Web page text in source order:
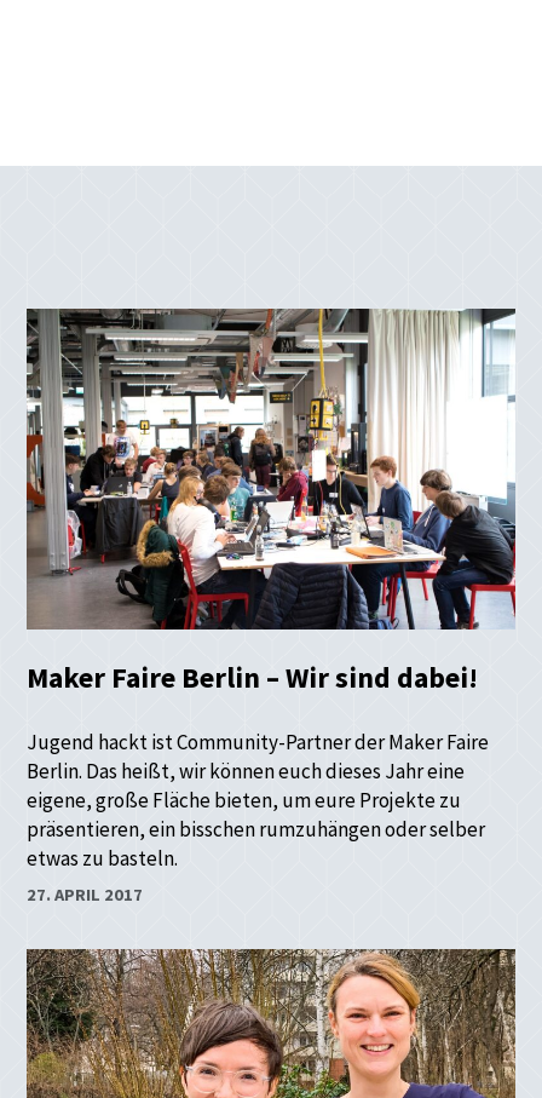
Maker Faire Berlin – Wir sind dabei!
Jugend hackt ist Community-Partner der Maker Faire
Berlin. Das heißt, wir können euch dieses Jahr eine
eigene, große Fläche bieten, um eure Projekte zu
präsentieren, ein bisschen rumzuhängen oder selber
etwas zu basteln.
27. APRIL 2017